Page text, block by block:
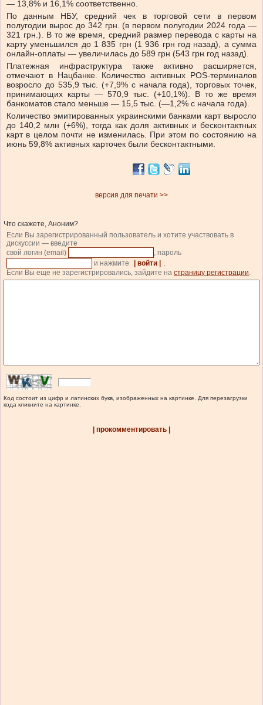
— 13,8% и 16,1% соответственно.
По данным НБУ, средний чек в торговой сети в первом
полугодии вырос до 342 грн. (в первом полугодии 2024 года —
321 грн.). В то же время, средний размер перевода с карты на
карту уменьшился до 1 835 грн (1 936 грн год назад), а сумма
онлайн-оплаты — увеличилась до 589 грн (543 грн год назад).
Платежная инфраструктура также активно расширяется,
отмечают в Нацбанке. Количество активных POS-терминалов
возросло до 535,9 тыс. (+7,9% с начала года), торговых точек,
принимающих карты — 570,9 тыс. (+10,1%). В то же время
банкоматов стало меньше — 15,5 тыс. (—1,2% с начала года).
Количество эмитированных украинскими банками карт выросло
до 140,2 млн (+6%), тогда как доля активных и бесконтактных
карт в целом почти не изменилась. При этом по состоянию на
июнь 59,8% активных карточек были бесконтактными.
версия для печати >>
Что скажете, Аноним?
Если Вы зарегистрированный пользователь и хотите участвовать в
дискуссии — введите
свой логин (email)
, пароль
и нажмите
| войти |
.
Если Вы еще не зарегистрировались, зайдите на страницу регистрации.
Код состоит из цифр и латинских букв, изображенных на картинке. Для перезагрузки
кода кликните на картинке.
| прокомментировать |